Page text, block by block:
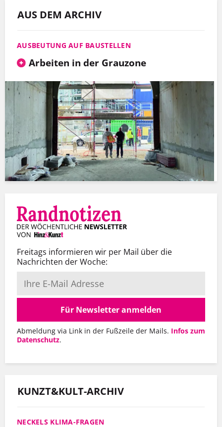
AUS DEM ARCHIV
AUSBEUTUNG AUF BAUSTELLEN
Arbeiten in der Grauzone
Freitags informieren wir per Mail über die
Nachrichten der Woche:
Für Newsletter anmelden
Abmeldung via Link in der Fußzeile der Mails. Infos zum
Datenschutz.
KUNZT&KULT-ARCHIV
NECKELS KLIMA-FRAGEN